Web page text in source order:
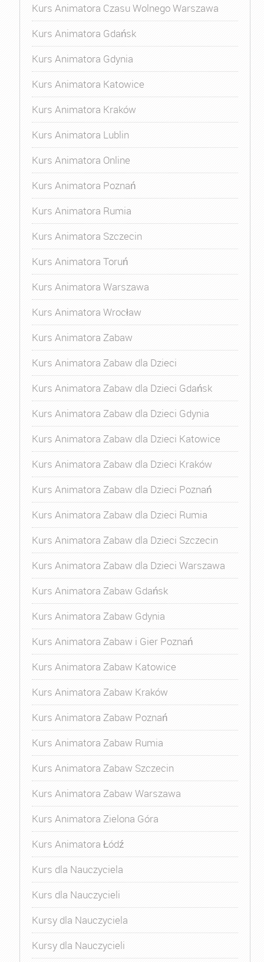
Kurs Animatora Czasu Wolnego Warszawa
Kurs Animatora Gdańsk
Kurs Animatora Gdynia
Kurs Animatora Katowice
Kurs Animatora Kraków
Kurs Animatora Lublin
Kurs Animatora Online
Kurs Animatora Poznań
Kurs Animatora Rumia
Kurs Animatora Szczecin
Kurs Animatora Toruń
Kurs Animatora Warszawa
Kurs Animatora Wrocław
Kurs Animatora Zabaw
Kurs Animatora Zabaw dla Dzieci
Kurs Animatora Zabaw dla Dzieci Gdańsk
Kurs Animatora Zabaw dla Dzieci Gdynia
Kurs Animatora Zabaw dla Dzieci Katowice
Kurs Animatora Zabaw dla Dzieci Kraków
Kurs Animatora Zabaw dla Dzieci Poznań
Kurs Animatora Zabaw dla Dzieci Rumia
Kurs Animatora Zabaw dla Dzieci Szczecin
Kurs Animatora Zabaw dla Dzieci Warszawa
Kurs Animatora Zabaw Gdańsk
Kurs Animatora Zabaw Gdynia
Kurs Animatora Zabaw i Gier Poznań
Kurs Animatora Zabaw Katowice
Kurs Animatora Zabaw Kraków
Kurs Animatora Zabaw Poznań
Kurs Animatora Zabaw Rumia
Kurs Animatora Zabaw Szczecin
Kurs Animatora Zabaw Warszawa
Kurs Animatora Zielona Góra
Kurs Animatora Łódź
Kurs dla Nauczyciela
Kurs dla Nauczycieli
Kursy dla Nauczyciela
Kursy dla Nauczycieli